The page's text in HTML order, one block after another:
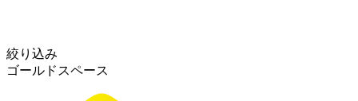
絞り込み
ゴールドスペース